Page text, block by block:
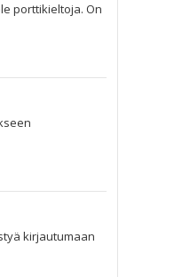
porttikieltoja. On
kirjautumaan